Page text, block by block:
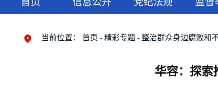
当前位置： 首页 精彩专题 整治群众身边腐败和
华容：探索